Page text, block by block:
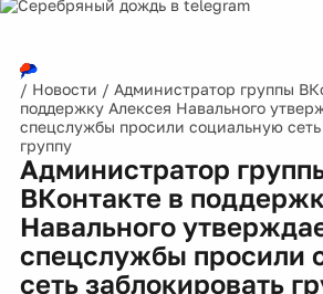
/ Новости / Администратор группы
поддержку Алексея Навального
спецслужбы просили социальную сеть
группу
Администратор
ВКонтакте в
Навального
спецслужбы просили
сеть заблокировать